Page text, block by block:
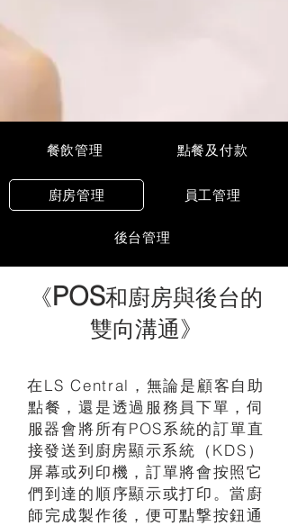
餐飲管理 點餐及付款
廚房管理 員工管理
後台管理
《POS和廚房與後台的
雙向溝通》
在LS Central，無論是顧客自助
點餐，還是透過服務員下單，伺
服器會將所有POS系統的訂單直
接發送到廚房顯示系統（KDS）
屏幕或列印機，訂單將會按照它
們到達的順序顯示或打印。當廚
師完成製作後，便可點撃按鈕通